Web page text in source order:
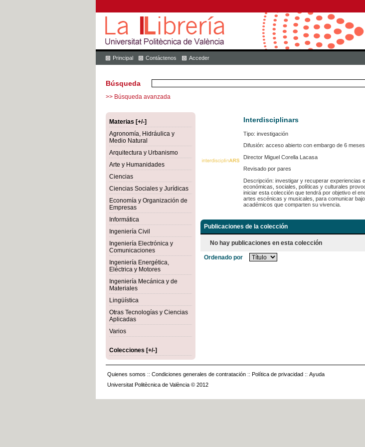
Principal Contáctenos Acceder
Búsqueda
>> Búsqueda avanzada
Materias [+/-]
Agronomía, Hidráulica y
Medio Natural
Arquitectura y Urbanismo
Arte y Humanidades
Ciencias
Ciencias Sociales y Jurídicas
Economía y Organización de
Empresas
Informática
Ingeniería Civil
Ingeniería Electrónica y
Comunicaciones
Ingeniería Energética,
Eléctrica y Motores
Ingeniería Mecánica y de
Materiales
Lingüística
Otras Tecnologías y Ciencias
Aplicadas
Varios
Colecciones [+/-]
Interdisciplinars
Tipo: investigación
Difusión: acceso abierto con embargo de 6 meses
Director Miguel Corella Lacasa
Revisado por pares
Descripción: investigar y recuperar experiencias
económicas, sociales, políticas y culturales
iniciar esta colección que tendrá por objetivo el
artes escénicas y musicales, para comunicar
académicos que comparten su vivencia.
Publicaciones de la colección
No hay publicaciones en esta colección
Ordenado por
Quienes somos :: Condiciones generales de contratación :: Política de privacidad :: Ayuda
Universitat Politècnica de València © 2012